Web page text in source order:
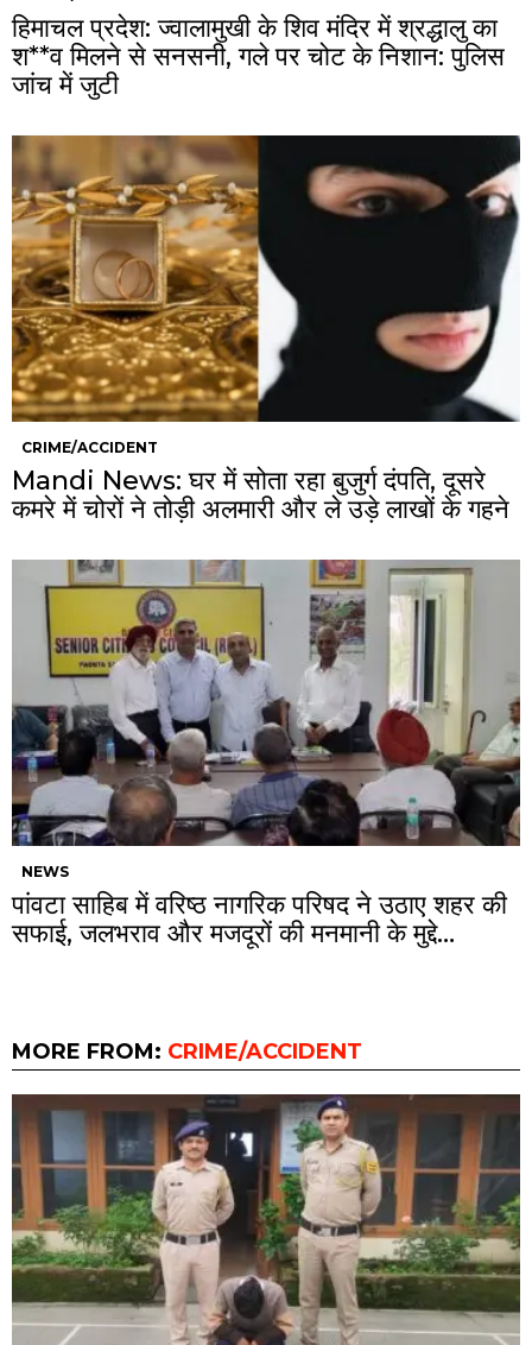
हिमाचल प्रदेश: ज्वालामुखी के शिव मंदिर में श्रद्धालु का
श**व मिलने से सनसनी, गले पर चोट के निशान: पुलिस
जांच में जुटी
CRIME/ACCIDENT
Mandi News: घर में सोता रहा बुजुर्ग दंपति, दूसरे
कमरे में चोरों ने तोड़ी अलमारी और ले उड़े लाखों के गहने
NEWS
पांवटा साहिब में वरिष्ठ नागरिक परिषद ने उठाए शहर की
सफाई, जलभराव और मजदूरों की मनमानी के मुद्दे…
MORE FROM: CRIME/ACCIDENT